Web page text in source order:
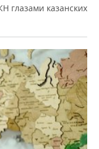
глазами казанских